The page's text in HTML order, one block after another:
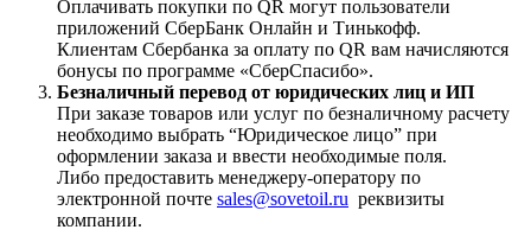
Оплачивать покупки по QR могут пользователи
приложений СберБанк Онлайн и Тинькофф.
Клиентам Сбербанка за оплату по QR вам начисляются
бонусы по программе «СберСпасибо».
Безналичный перевод от юридических лиц и ИП
При заказе товаров или услуг по безналичному расчету
необходимо выбрать “Юридическое лицо” при
оформлении заказа и ввести необходимые поля.
Либо предоставить менеджеру-оператору по
электронной почте sales@sovetoil.ru реквизиты
компании.